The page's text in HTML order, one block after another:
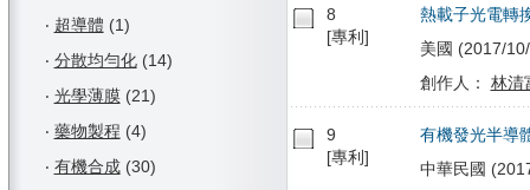
‧ 超導體 (1)
‧ 分散均勻化(14)
‧ 光學薄膜(21)
‧ 藥物製程 (4)
‧ 有機合成(30)
8
[專利]
熱載子光電轉
美國 (2017/
創作人： 林清
9
[專利]
有機發光半導
中華民國